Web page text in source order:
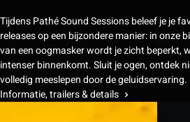
Tijdens Pathé Sound Sessions beleef je je
releases op een bijzondere manier: in onze
van een oogmasker wordt je zicht beperkt,
intenser binnenkomt. Sluit je ogen, ontdek
volledig meeslepen door de geluidservaring.
Informatie, trailers & details